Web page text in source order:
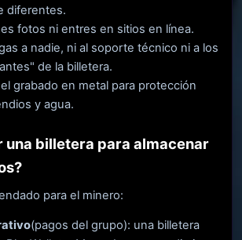
diferentes.
fotos ni entres en sitios en línea.
a nadie, ni al soporte técnico ni a los
de la billetera.
grabado en metal para protección
y agua.
una billetera para almacenar
para el minero:
(pagos del grupo): una billetera